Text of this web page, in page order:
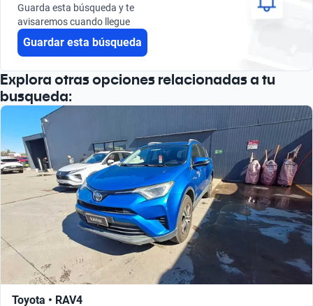
Busca por versión
Guarda esta búsqueda y te
avisaremos cuando llegue
Guardar esta búsqueda
Explora otras opciones relacionadas a tu
busqueda:
Toyota • RAV4